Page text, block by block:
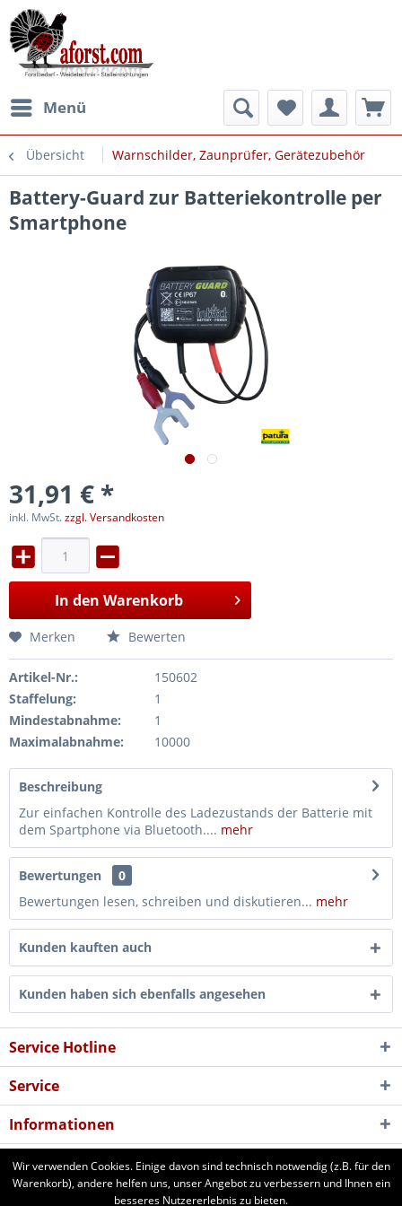
Menü
Übersicht Warnschilder, Zaunprüfer, Gerätezubehör
Battery-Guard zur Batteriekontrolle per
Smartphone
31,91 € *
inkl. MwSt.zzgl. Versandkosten
In den Warenkorb
Merken Bewerten
Artikel-Nr.:
150602
Staffelung:
1
Mindestabnahme:
1
Maximalabnahme:
10000
Beschreibung
Zur einfachen Kontrolle des Ladezustands der Batterie mit
dem Spartphone via Bluetooth.... mehr
Bewertungen
0
Bewertungen lesen, schreiben und diskutieren... mehr
Kunden kauften auch
Kunden haben sich ebenfalls angesehen
Service Hotline
Service
Informationen
Newsletter
Wir verwenden Cookies. Einige davon sind technisch notwendig (z.B. für den
Warenkorb), andere helfen uns, unser Angebot zu verbessern und Ihnen ein
besseres Nutzererlebnis zu bieten.